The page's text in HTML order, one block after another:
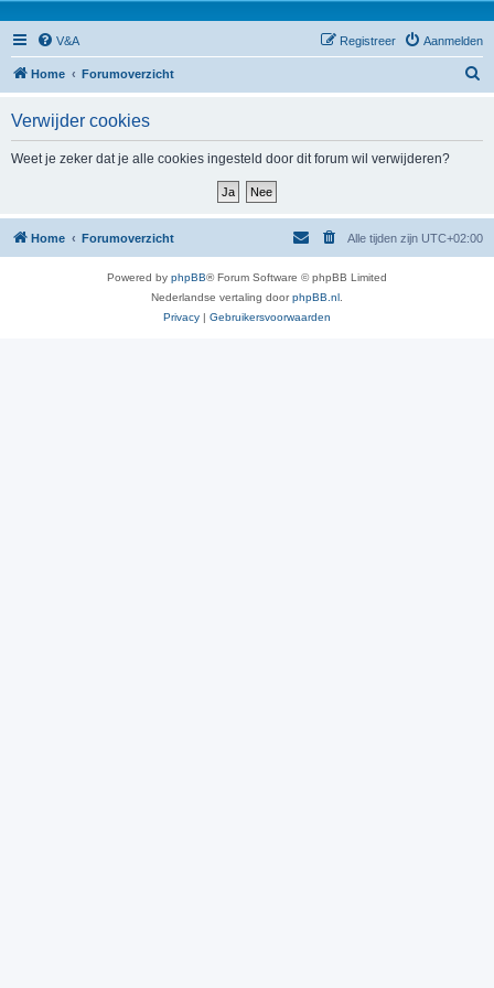
V&A Aanmelden
Registreer
Home Forumoverzicht
Verwijder cookies
Weet je zeker dat je alle cookies ingesteld door dit forum wil verwijderen?
Home Forumoverzicht Alle tijden zijn UTC+02:00
Powered by phpBB® Forum Software © phpBB Limited
Nederlandse vertaling doorphpBB.nl
Privacy | Gebruikersvoorwaarden